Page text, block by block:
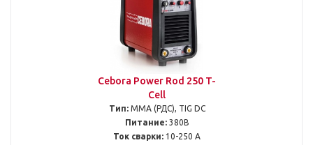
Cebora Power Rod 250 T-
Cell
Тип:MMA (РДС), TIG DC
Питание:380В
Ток сварки: 10-250 А